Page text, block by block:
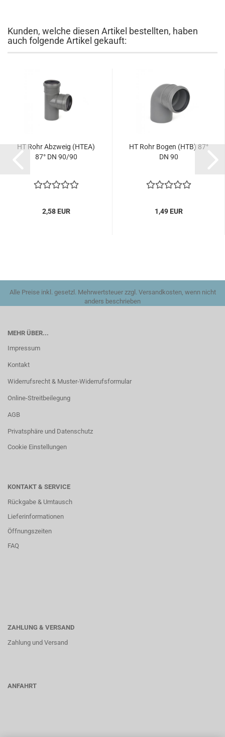
Kunden, welche diesen Artikel bestellten, haben
auch folgende Artikel gekauft:
HT Rohr Abzweig (HTEA)
87° DN 90/90
2,58 EUR
HT Rohr Bogen (HTB) 87°
DN 90
1,49 EUR
Alle Preise inkl. gesetzl. Mehrwertsteuer zzgl. Versandkosten, wenn nicht
anders beschrieben
MEHR ÜBER...
Impressum
Kontakt
Widerrufsrecht & Muster-Widerrufsformular
Online-Streitbeilegung
AGB
Privatsphäre und Datenschutz
Cookie Einstellungen
KONTAKT & SERVICE
Rückgabe & Umtausch
Lieferinformationen
Öffnungszeiten
FAQ
ZAHLUNG & VERSAND
Zahlung und Versand
ANFAHRT